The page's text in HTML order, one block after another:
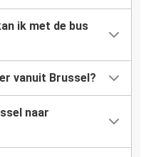
ik met de bus
vanuit Brussel?
naar